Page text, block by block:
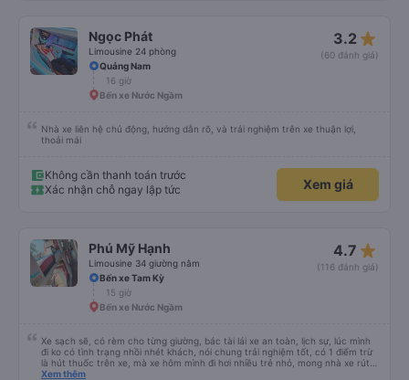
Ngọc Phát
Limousine 24 phòng
3.2 star_rate
(60 đánh giá)
Quảng Nam
16 giờ
Bến xe Nước Ngầm
Nhà xe liên hệ chủ động, hướng dẫn rõ, và trải nghiệm trên xe thuận lợi,
thoải mái
Không cần thanh toán trước
Xác nhận chỗ ngay lập tức
Xem giá
Phú Mỹ Hạnh
Limousine 34 giường nằm
4.7 star_rate
(116 đánh giá)
Bến xe Tam Kỳ
15 giờ
Bến xe Nước Ngầm
Xe sạch sẽ, có rèm cho từng giường, bác tài lái xe an toàn, lịch sự, lúc mình
đi ko có tình trạng nhồi nhét khách, nói chung trải nghiệm tốt, có 1 điểm trừ
là hút thuốc trên xe, mà xe hôm mình đi hơi nhiều trẻ nhỏ, mong nhà xe rút
kinh nghiệm khi đọc đc bình luận này
Xem thêm